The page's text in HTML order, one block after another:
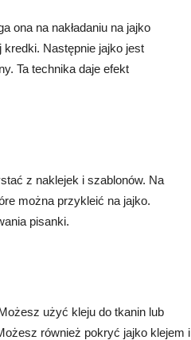
ona na nakładaniu na jajko
Następnie jajko jest
Ta technika daje efekt
z naklejek i szablonów. Na
można przykleić na jajko.
pisanki.
użyć kleju do tkanin lub
również pokryć jajko klejem i